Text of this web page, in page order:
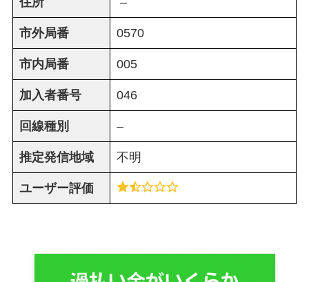
市外局番 0570
市内局番 005
加入者番号 046
回線種別 –
推定発信地域 不明
ユーザー評価